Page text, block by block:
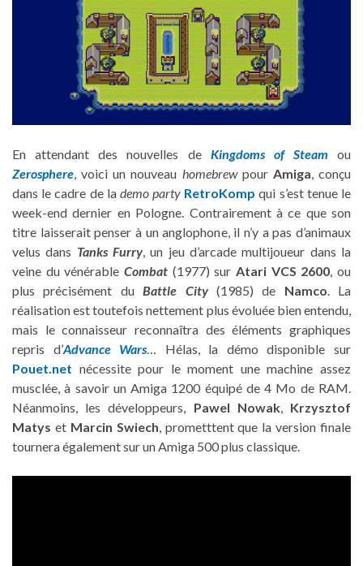
En attendant des nouvelles de Kingdoms of Steam ou
Zerosphere , voici un nouveau homebrewpour Amiga , conçu
dans le cadre de la demo party RetroKomp qui s’est tenue le
week-end dernier en Pologne. Contrairement à ce que son
titre laisserait penser à un anglophone, il n’y a pas d’animaux
velus dans Tanks Furry, un jeu d’arcade multijoueur dans la
veine du vénérable Combat (1977) sur Atari VCS 2600 , ou
plus précisément du Battle City(1985) de Namco . La
réalisation est toutefois nettement plus évoluée bien entendu,
mais le connaisseur reconnaîtra des éléments graphiques
repris d’Advance Wars … Hélas, la démo disponible sur
Pouet.net nécessite pour le moment une machine assez
musclée, à savoir un Amiga 1200 équipé de 4 Mo de RAM.
Néanmoins, les développeurs, Pawel Nowak, Krzysztof
Matys et Marcin Swiech , prometttent que la version finale
tournera également sur un Amiga 500 plus classique.